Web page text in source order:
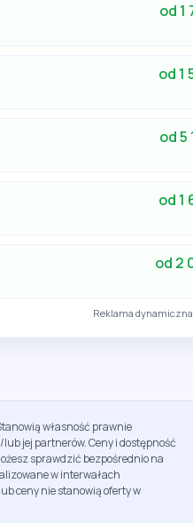
od 1
od 1
od 5
od 1
od 2
Reklama
własność prawnie
jej partnerów. Ceny i dostępność
sprawdzić bezpośrednio na
w interwałach
ceny nie stanowią oferty w